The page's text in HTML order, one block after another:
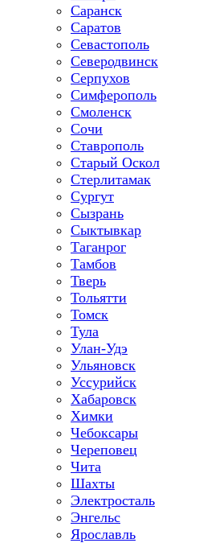
Саранск
Саратов
Севастополь
Северодвинск
Серпухов
Симферополь
Смоленск
Сочи
Ставрополь
Старый Оскол
Стерлитамак
Сургут
Сызрань
Сыктывкар
Таганрог
Тамбов
Тверь
Тольятти
Томск
Тула
Улан-Удэ
Ульяновск
Уссурийск
Хабаровск
Химки
Чебоксары
Череповец
Чита
Шахты
Электросталь
Энгельс
Ярославль